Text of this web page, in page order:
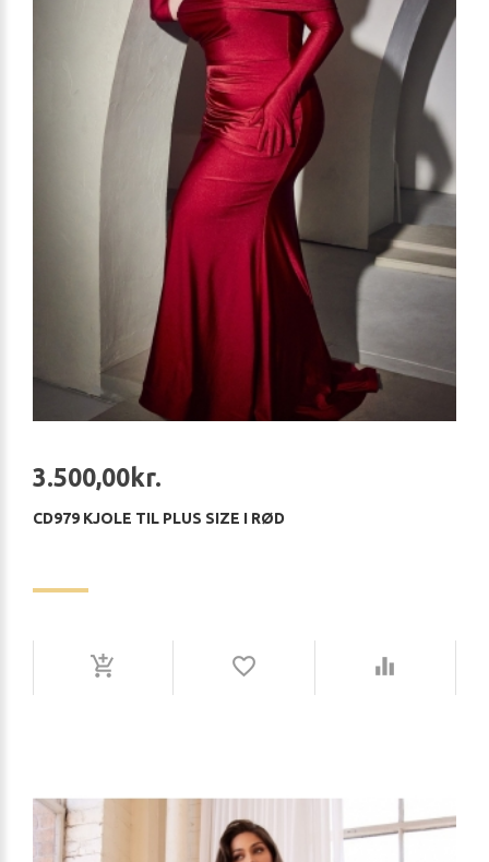
3.500,00kr.
CD979 KJOLE TIL PLUS SIZE I RØD